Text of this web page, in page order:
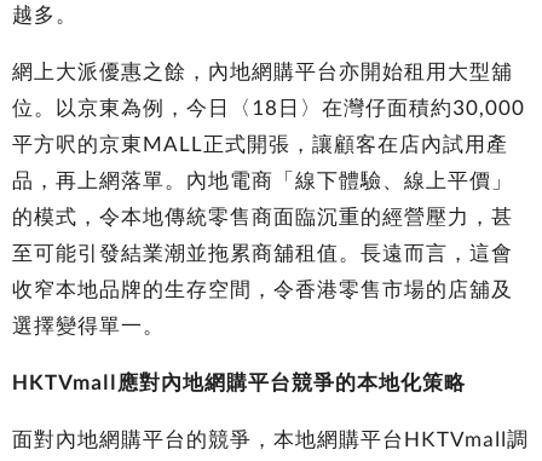
越多。
網上大派優惠之餘，內地網購平台亦開始租用大型舖
位。以京東為例，今日〈18日〉在灣仔面積約30,000
平方呎的京東MALL正式開張，讓顧客在店內試用產
品，再上網落單。內地電商「線下體驗、線上平價」
的模式，令本地傳統零售商面臨沉重的經營壓力，甚
至可能引發結業潮並拖累商舖租值。長遠而言，這會
收窄本地品牌的生存空間，令香港零售市場的店舖及
選擇變得單一。
HKTVmall應對內地網購平台競爭的本地化策略
面對內地網購平台的競爭，本地網購平台HKTVmall調